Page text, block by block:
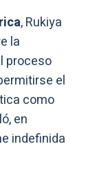
, Rukiya
la
proceso
el
como
en
indefinida